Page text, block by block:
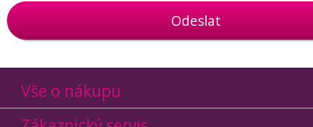
Odeslat
Vše o nákupu